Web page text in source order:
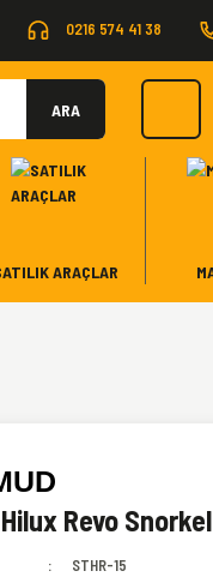
0216 574 41 38
ARA
ARAÇLAR
Revo
STHR-15